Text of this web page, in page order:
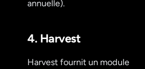
annuelle).
4. Harvest
Harvest fournit un module